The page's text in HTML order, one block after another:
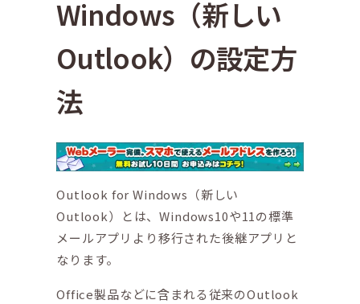
Windows（新しい
Outlook）の設定方
法
Outlook for Windows（新しい
Outlook）とは、Windows10や11の標準
メールアプリより移行された後継アプリと
なります。
Office製品などに含まれる従来のOutlook